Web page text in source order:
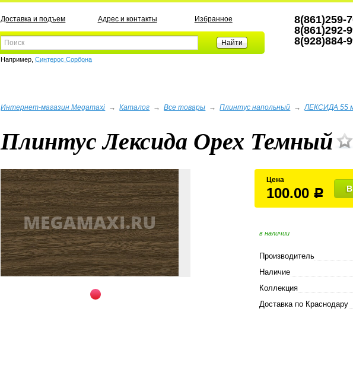
Доставка и подъем Адрес и контакты Избранное
Например,Синтерос Сорбона
8(861)259-
8(861)292-
8(928)884-
Интернет-магазин Megamaxi →Каталог →Все товары →Плинтус напольный →ЛЕКСИДА 55
Плинтус Лексида Орех Темный
Цена
100.00 Р В
в наличии
Производитель
Наличие
Коллекция
Доставка по Краснодару